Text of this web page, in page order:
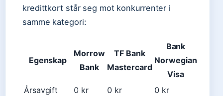
kredittkort står seg mot konkurrenter i
samme kategori:
Egenskap
Morrow
Bank
TF Bank
Mastercard
Bank
Norwegian
Visa
Årsavgift
0 kr 0 kr
0 kr